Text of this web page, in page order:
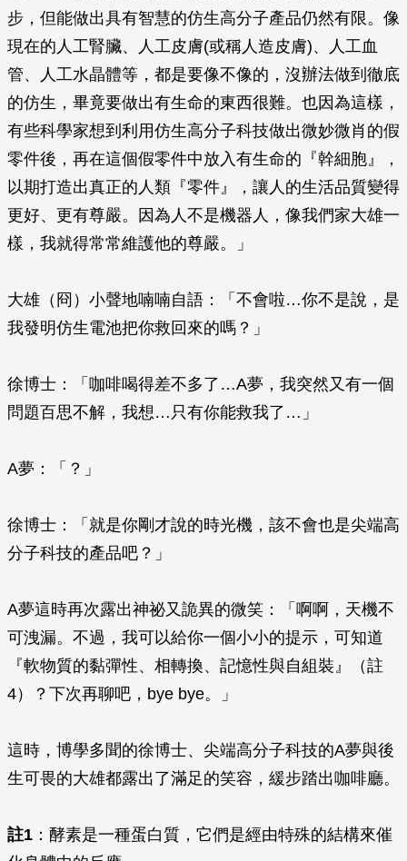
步，但能做出具有智慧的仿生高分子產品仍然有限。像
現在的人工腎臟、人工皮膚(或稱人造皮膚)、人工血
管、人工水晶體等，都是要像不像的，沒辦法做到徹底
的仿生，畢竟要做出有生命的東西很難。也因為這樣，
有些科學家想到利用仿生高分子科技做出微妙微肖的假
零件後，再在這個假零件中放入有生命的『幹細胞』，
以期打造出真正的人類『零件』，讓人的生活品質變得
更好、更有尊嚴。因為人不是機器人，像我們家大雄一
樣，我就得常常維護他的尊嚴。」
大雄（冏）小聲地喃喃自語：「不會啦…你不是說，是
我發明仿生電池把你救回來的嗎？」
徐博士：「咖啡喝得差不多了…A夢，我突然又有一個
問題百思不解，我想…只有你能救我了…」
A夢：「？」
徐博士：「就是你剛才說的時光機，該不會也是尖端高
分子科技的產品吧？」
A夢這時再次露出神祕又詭異的微笑：「啊啊，天機不
可洩漏。不過，我可以給你一個小小的提示，可知道
『軟物質的黏彈性、相轉換、記憶性與自組裝』（註
4）？下次再聊吧，bye bye。」
這時，博學多聞的徐博士、尖端高分子科技的A夢與後
生可畏的大雄都露出了滿足的笑容，緩步踏出咖啡廳。
註1 ：酵素是一種蛋白質，它們是經由特殊的結構來催